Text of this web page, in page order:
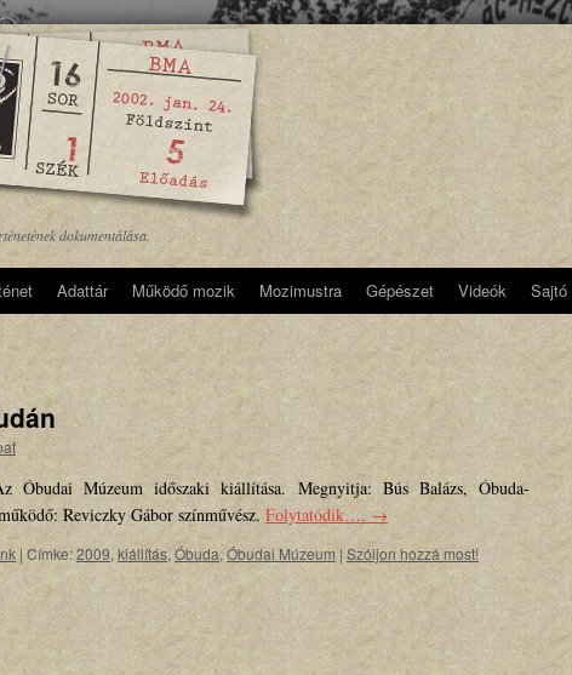
dokumentálása.
Adattár Működő mozik Mozimustra Gépészet Videók Sajtó
Óbudai Múzeum időszaki kiállítása. Megnyitja: Bús Balázs, Óbuda-
Reviczky Gábor színművész. Folytatódik…. →
| Címke:2009,kiállítás, Óbuda,Óbudai Múzeum | Szóljon hozzá most!